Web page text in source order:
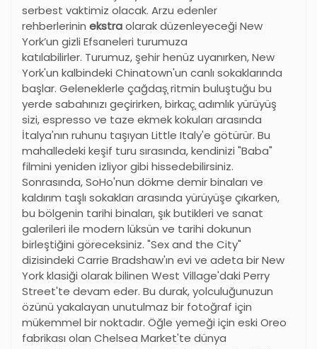
serbest vaktimiz olacak. Arzu edenler
rehberlerinin ekstraolarak düzenleyeceği New
York’un gizli Efsaneleri turumuza
katılabilirler. Turumuz, şehir henüz uyanırken, New
York'un kalbindeki Chinatown'un canlı sokaklarında
başlar. Geleneklerle çağdaş̧ ritmin buluştuğu bu
yerde sabahınızı geçirirken, birkaç̧ adımlık yürüyüş
sizi, espresso ve taze ekmek kokuları arasında
İtalya'nın ruhunu taşıyan Little Italy'e götürür. Bu
mahalledeki keşif turu sırasında, kendinizi "Baba"
filmini yeniden izliyor gibi hissedebilirsiniz.
Sonrasında, SoHo'nun dökme demir binaları ve
kaldırım taşlı sokakları arasında yürüyüşe çıkarken,
bu bölgenin tarihi binaları, şık butikleri ve sanat
galerileri ile modern lüksün ve tarihi dokunun
birleştiğini göreceksiniz. "Sex and the City"
dizisindeki Carrie Bradshaw'ın evi ve adeta bir New
York klasiği olarak bilinen West Village'daki Perry
Street'te devam eder. Bu durak, yolculuğunuzun
özünü yakalayan unutulmaz bir fotoğraf için
mükemmel bir noktadır. Öğle yemeği için eski Oreo
fabrikası olan Chelsea Market'te dünya